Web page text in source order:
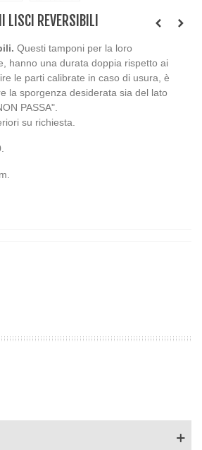
REVERSIBILI
Questi tamponi per la loro
hanno una durata doppia rispetto ai
le parti calibrate in caso di usura, è
la sporgenza desiderata sia del lato
PASSA".
su richiesta.